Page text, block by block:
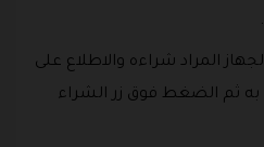
المراد شراءه والاطلاع على
ثم الضغط فوق زر الشراء